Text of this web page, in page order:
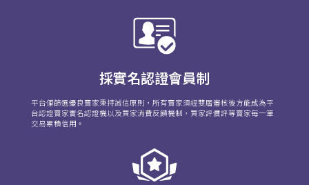
採實名認證會員制
平台僅篩選優良賣家秉持誠信原則，所有賣家須經雙層審核後方能成為平
台認證賣家實名認證機以及買家消費反饋機制，買家評價評等賣家每一筆
交易累積信用。